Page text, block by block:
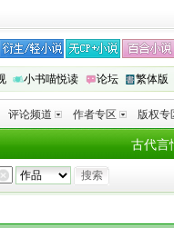
小书喵悦读 论坛 繁体版
评论频道 作者专区 版权专
古代言